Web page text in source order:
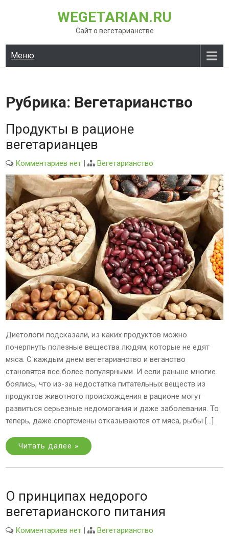
WEGETARIAN.RU
Сайт о вегетарианстве
Меню
Рубрика: Вегетарианство
Продукты в рационе
вегетарианцев
Комментариев нет | Вегетарианство
Диетологи подсказали, из каких продуктов можно
почерпнуть полезные вещества людям, которые не едят
мяса. С каждым днем вегетарианство и веганство
становятся все более популярными. И если раньше многие
боялись, что из-за недостатка питательных веществ из
продуктов животного происхождения в рационе могут
развиться серьезные недомогания и даже заболевания. То
теперь, даже спортсмены отказываются от мяса, рыбы […]
Читать далее »
О принципах недорого
вегетарианского питания
Комментариев нет | Вегетарианство